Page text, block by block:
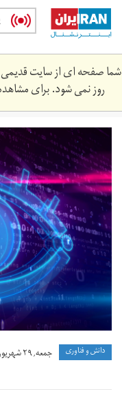
Skip
main
content
شما صفحه ای از سایت قدیمی
روز نمی شود. برای
دانش و فناوری جمعه, ۲۹ شهریور ۱۳۹۸ ۱۸:۲۷